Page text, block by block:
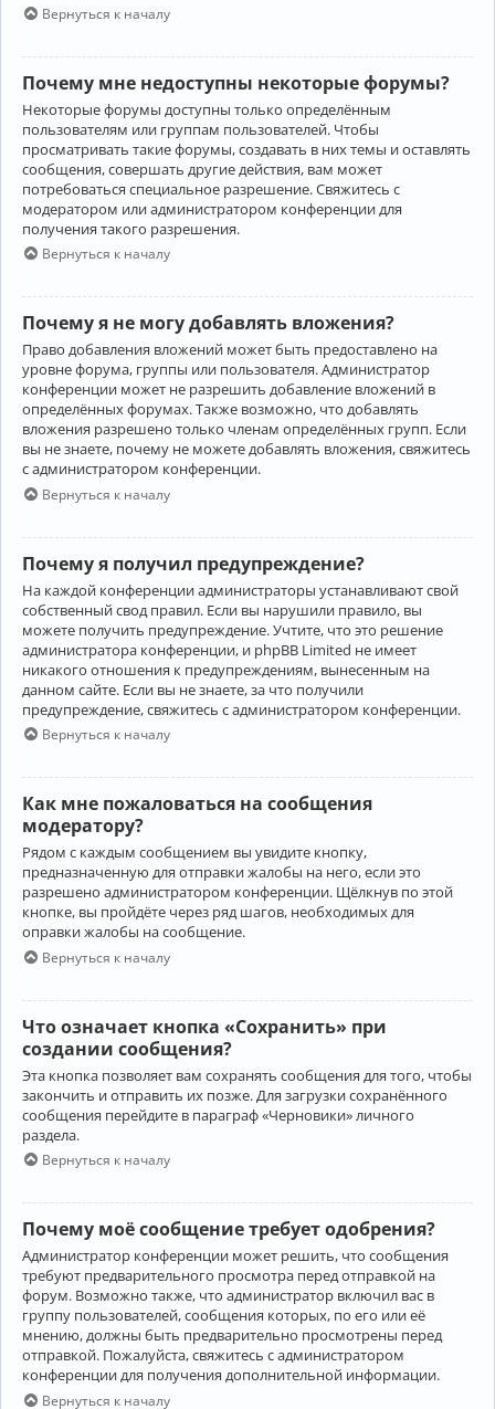
Вернуться к началу
Почему мне недоступны некоторые форумы?
Некоторые форумы доступны только определённым
пользователям или группам пользователей. Чтобы
просматривать такие форумы, создавать в них темы и оставлять
сообщения, совершать другие действия, вам может
потребоваться специальное разрешение. Свяжитесь с
модератором или администратором конференции для
получения такого разрешения.
Вернуться к началу
Почему я не могу добавлять вложения?
Право добавления вложений может быть предоставлено на
уровне форума, группы или пользователя. Администратор
конференции может не разрешить добавление вложений в
определённых форумах. Также возможно, что добавлять
вложения разрешено только членам определённых групп. Если
вы не знаете, почему не можете добавлять вложения, свяжитесь
с администратором конференции.
Вернуться к началу
Почему я получил предупреждение?
На каждой конференции администраторы устанавливают свой
собственный свод правил. Если вы нарушили правило, вы
можете получить предупреждение. Учтите, что это решение
администратора конференции, и phpBB Limited не имеет
никакого отношения к предупреждениям, вынесенным на
данном сайте. Если вы не знаете, за что получили
предупреждение, свяжитесь с администратором конференции.
Вернуться к началу
Как мне пожаловаться на сообщения
модератору?
Рядом с каждым сообщением вы увидите кнопку,
предназначенную для отправки жалобы на него, если это
разрешено администратором конференции. Щёлкнув по этой
кнопке, вы пройдёте через ряд шагов, необходимых для
оправки жалобы на сообщение.
Вернуться к началу
Что означает кнопка «Сохранить» при
создании сообщения?
Эта кнопка позволяет вам сохранять сообщения для того, чтобы
закончить и отправить их позже. Для загрузки сохранённого
сообщения перейдите в параграф «Черновики» личного
раздела.
Вернуться к началу
Почему моё сообщение требует одобрения?
Администратор конференции может решить, что сообщения
требуют предварительного просмотра перед отправкой на
форум. Возможно также, что администратор включил вас в
группу пользователей, сообщения которых, по его или её
мнению, должны быть предварительно просмотрены перед
отправкой. Пожалуйста, свяжитесь с администратором
конференции для получения дополнительной информации.
Вернуться к началу